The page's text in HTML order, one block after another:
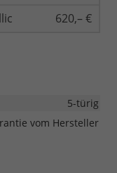
620,– €
5-türig
vom Hersteller